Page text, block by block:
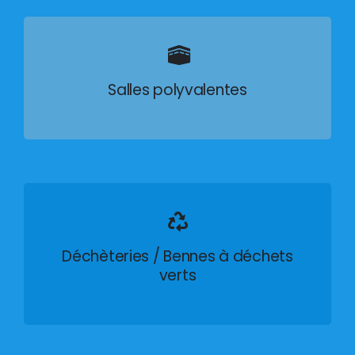
Salles polyvalentes
Déchèteries / Bennes à déchets
verts